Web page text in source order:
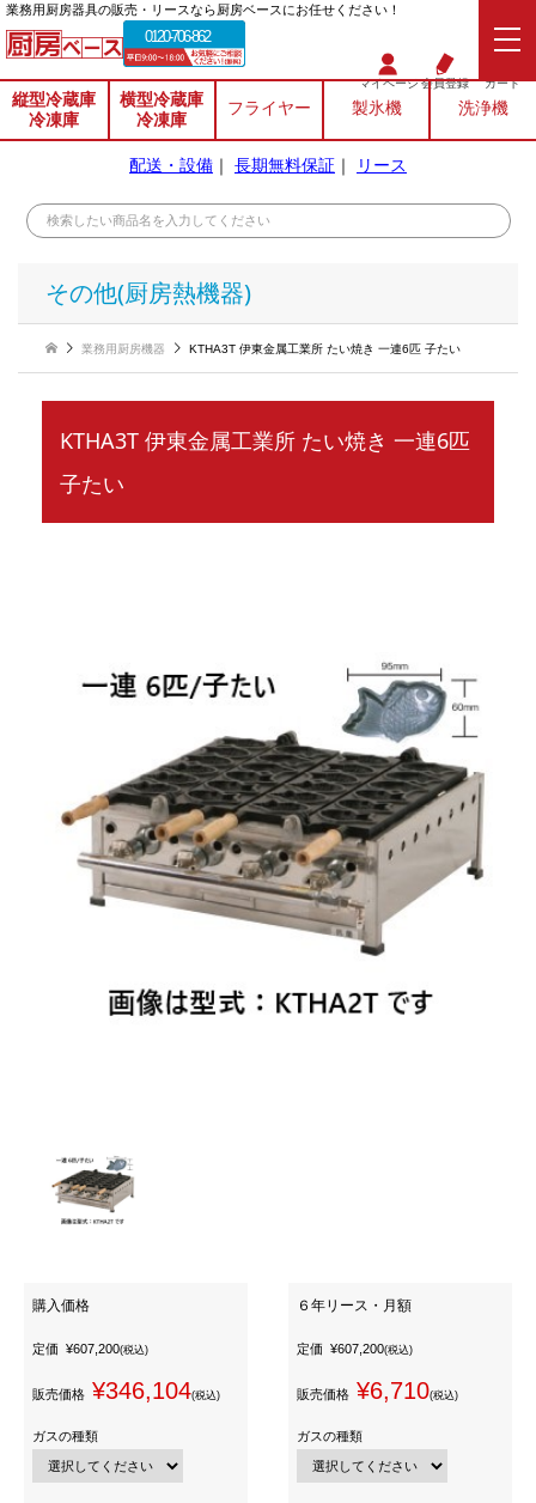
業務⽤厨房器具の販売・リースなら厨房ベースにお任せください！
0120-706-862
マイページ会員登録 カート
縦型冷蔵庫
冷凍庫
横型冷蔵庫
冷凍庫
フライヤー 製氷機 洗浄機
配送・設備 ｜ 長期無料保証 ｜ リース
その他(厨房熱機器)
業務用厨房機器 KTHA3T 伊東金属工業所 たい焼き 一連6匹 子たい
KTHA3T 伊東金属工業所 たい焼き 一連6匹
子たい
購入価格
定価 ¥607,200(税込)
販売価格 ¥346,104(税込)
ガスの種類
６年リース・月額
定価 ¥607,200(税込)
販売価格 ¥6,710(税込)
ガスの種類